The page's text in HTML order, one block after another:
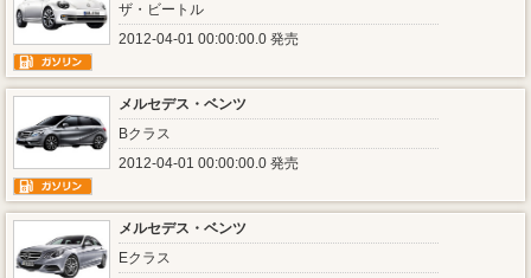
ザ・ビートル
2012-04-01 00:00:00.0 発売
メルセデス・ベンツ
Bクラス
2012-04-01 00:00:00.0 発売
メルセデス・ベンツ
Eクラス